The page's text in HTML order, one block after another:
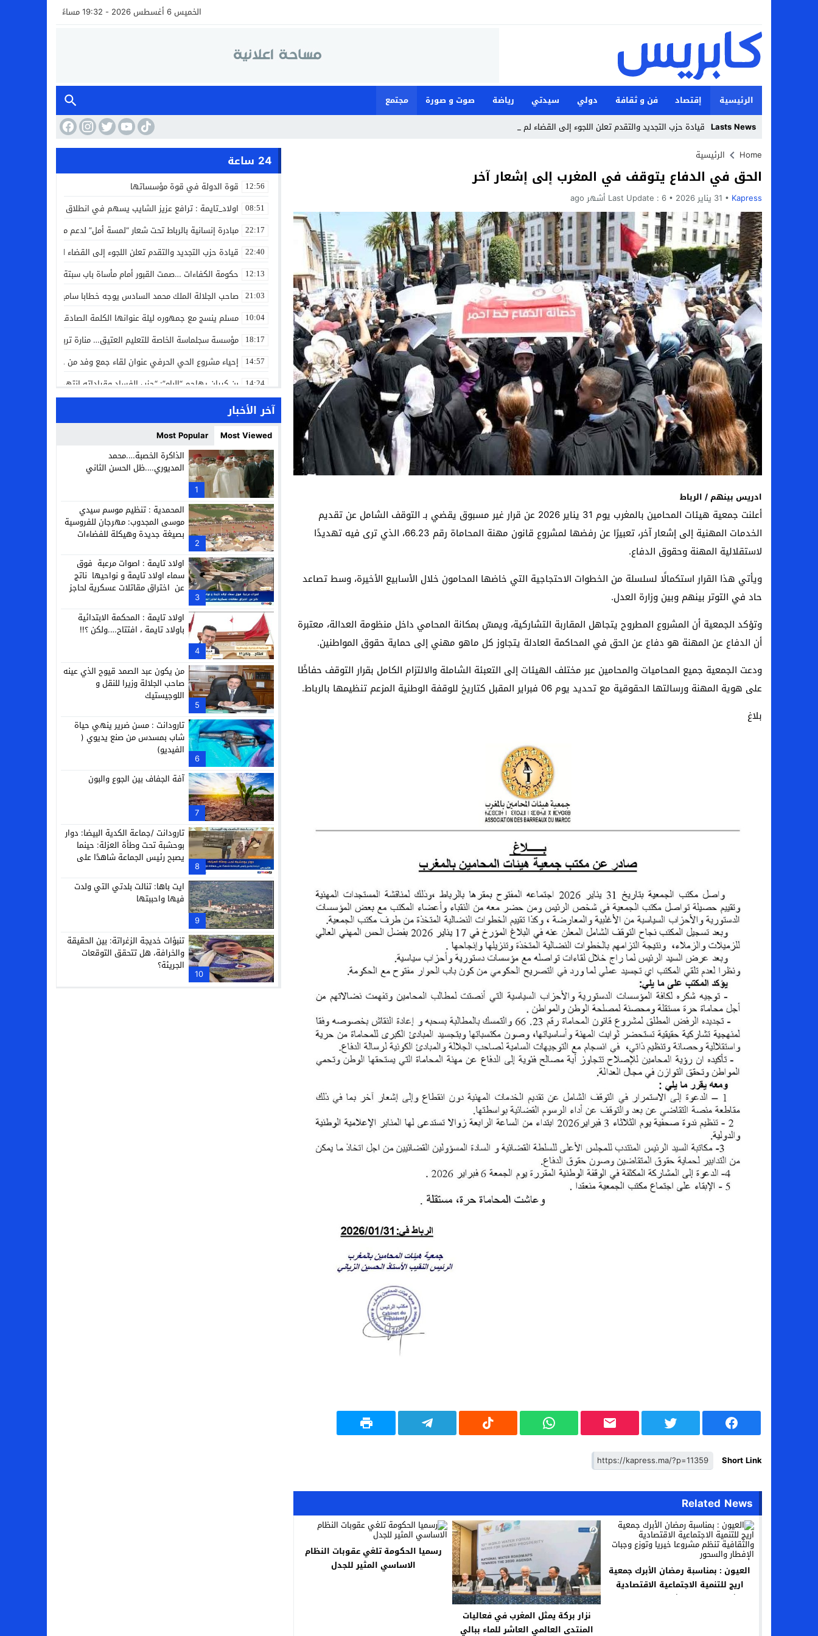
الخميس 6 أغسطس 2026 - 19:32 مساءً
الرئيسية إقتصاد فن و ثقافة دولي سيدتي رياضة صوت و صورة
مجتمع
Lasts News قيادة حزب التجديد والتقدم تعلن اللجوء إلى القضاء لمواجهة ما وصف _
Stop
Previous
Next
Home الرئيسية
الحق في الدفاع يتوقف في المغرب إلى إشعار آخر
Kapress 31 يناير 2026 Last Update : 6 أشهر ago
ادريس بينهم / الرباط
أعلنت جمعية هيئات المحامين بالمغرب يوم 31 يناير 2026 عن قرار غير مسبوق يقضي بـ التوقف الشامل عن تقديم
الخدمات المهنية إلى إشعار آخر، تعبيرًا عن رفضها لمشروع قانون مهنة المحاماة رقم 66.23، الذي ترى فيه تهديدًا
لاستقلالية المهنة وحقوق الدفاع.
ويأتي هذا القرار استكمالًا لسلسلة من الخطوات الاحتجاجية التي خاضها المحامون خلال الأسابيع الأخيرة، وسط تصاعد
حاد في التوتر بينهم وبين وزارة العدل.
وتؤكد الجمعية أن المشروع المطروح يتجاهل المقاربة التشاركية، ويمسّ بمكانة المحامي داخل منظومة العدالة، معتبرة
أن الدفاع عن المهنة هو دفاع عن الحق في المحاكمة العادلة يتجاوز كل ماهو مهني إلى حماية حقوق المواطنين.
ودعت الجمعية جميع المحاميات والمحامين عبر مختلف الهيئات إلى التعبئة الشاملة والالتزام الكامل بقرار التوقف حفاظًا
على هوية المهنة ورسالتها الحقوقية مع تحديد يوم 06 فبراير المقبل كتاريخ للوقفة الوطنية المزعم تنظيمها بالرباط.
بلاغ
Short Link
Related News
العيون : بمناسبة رمضان الأبرك جمعية
اريج للتنمية الاجتماعية الاقتصادية
والثقافية تنظم مشروعا خيريا وتوزع
نزار بركة يمثل المغرب في فعاليات
المنتدى العالمي العاشر للماء ببالي
رسميا الحكومة تلغي عقوبات النظام
الاساسي المثير للجدل
24 ساعة
12:56 قوة الدولة في قوة مؤسساتها
08:51 اولاد_تايمة : ترافع عزيز الشايب يسهم في انطلاق مشروع مائي
22:17 مبادرة إنسانية بالرباط تحت شعار “لمسة أمل” لدعم مرضى السرطان
22:40 قيادة حزب التجديد والتقدم تعلن اللجوء إلى القضاء لمواجهة ما
12:13 حكومة الكفاءات …صمت القبور أمام مأساة باب سبتة
21:03 صاحب الجلالة الملك محمد السادس يوجه خطابا ساميا إلى الأمة
10:04 مسلم ينسج مع جمهوره ليلة عنوانها الكلمة الصادقة في مهرجان
18:17 مؤسسة سجلماسة الخاصة للتعليم العتيق… منارة تربوية تجمع بين
14:57 إحياء مشروع الحي الحرفي عنوان لقاء جمع وفد من جمعية التضامن
14:24 بن كيران يهاجم “البام”: “حزب الفساد وقياداته انتهى ببعضها في
11:33 كمال محرر يقود استئنافية تارودانت: مسار قضائي راسخ ورؤية
حبشان وكيلاً عاماً بتارودانت: ترقية جديدة في الحركة القضائية
21:28 حزب الديمقراطيين الجدد يؤسس منظمتي شباب ونساء الصحراء بالعيون
13:37 عطش أولاد تايمة وسياسة “الحبة والقبة”: هل أصبح الماء إنجازاً بطولياً؟
12:25 انطلاق فعاليات الدورة 12 لمعرض المنتوجات المحلية بأكادير SIPTA (فيديو)
آخر الأخبار
Most Viewed
Most Popular
1
الذاكرة الخصبة….محمد
المديوري….ظل الحسن الثاني
2
المحمدية : تنظيم موسم سيدي
موسى المجدوب: مهرجان للفروسية
بصيغة جديدة وهيكلة للفضاءات
3
اولاد تايمة : اصوات مرعبة فوق
سماء اولاد تايمة و نواحيها ناتج
عن اختراق مقاتلات عسكرية لحاجز
4
اولاد تايمة : المحكمة الابتدائية
باولاد تايمة ، افتتاح….ولكن ؟!!
5
من يكون عبد الصمد قيوح الذي عينه
صاحب الجلالة وزيرا للنقل و
اللوجيستيك
6
تارودانت : مسن ضرير ينهي حياة
شاب بمسدس من صنع يديوي (
الفيديو)
7
آفة الجفاف بين الجوع والبون
8
تارودانت /جماعة الكدية البيضا: دوار
بوحشبة تحت وطأة العزلة: حينما
يصبح رئيس الجماعة شاهدًا على
9
ايت باها: تنالت بلدتي التي ولدت
فيها واحببتها
10
تنبؤات خديجة الزغراتة: بين الحقيقة
والخرافة، هل تتحقق التوقعات
الجريئة؟